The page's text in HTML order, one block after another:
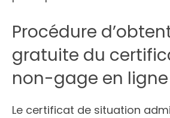
Procédure
gratuite du
non-gage en ligne
Le certificat de situation